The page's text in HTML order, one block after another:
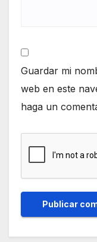
Guardar mi
web en este
haga un